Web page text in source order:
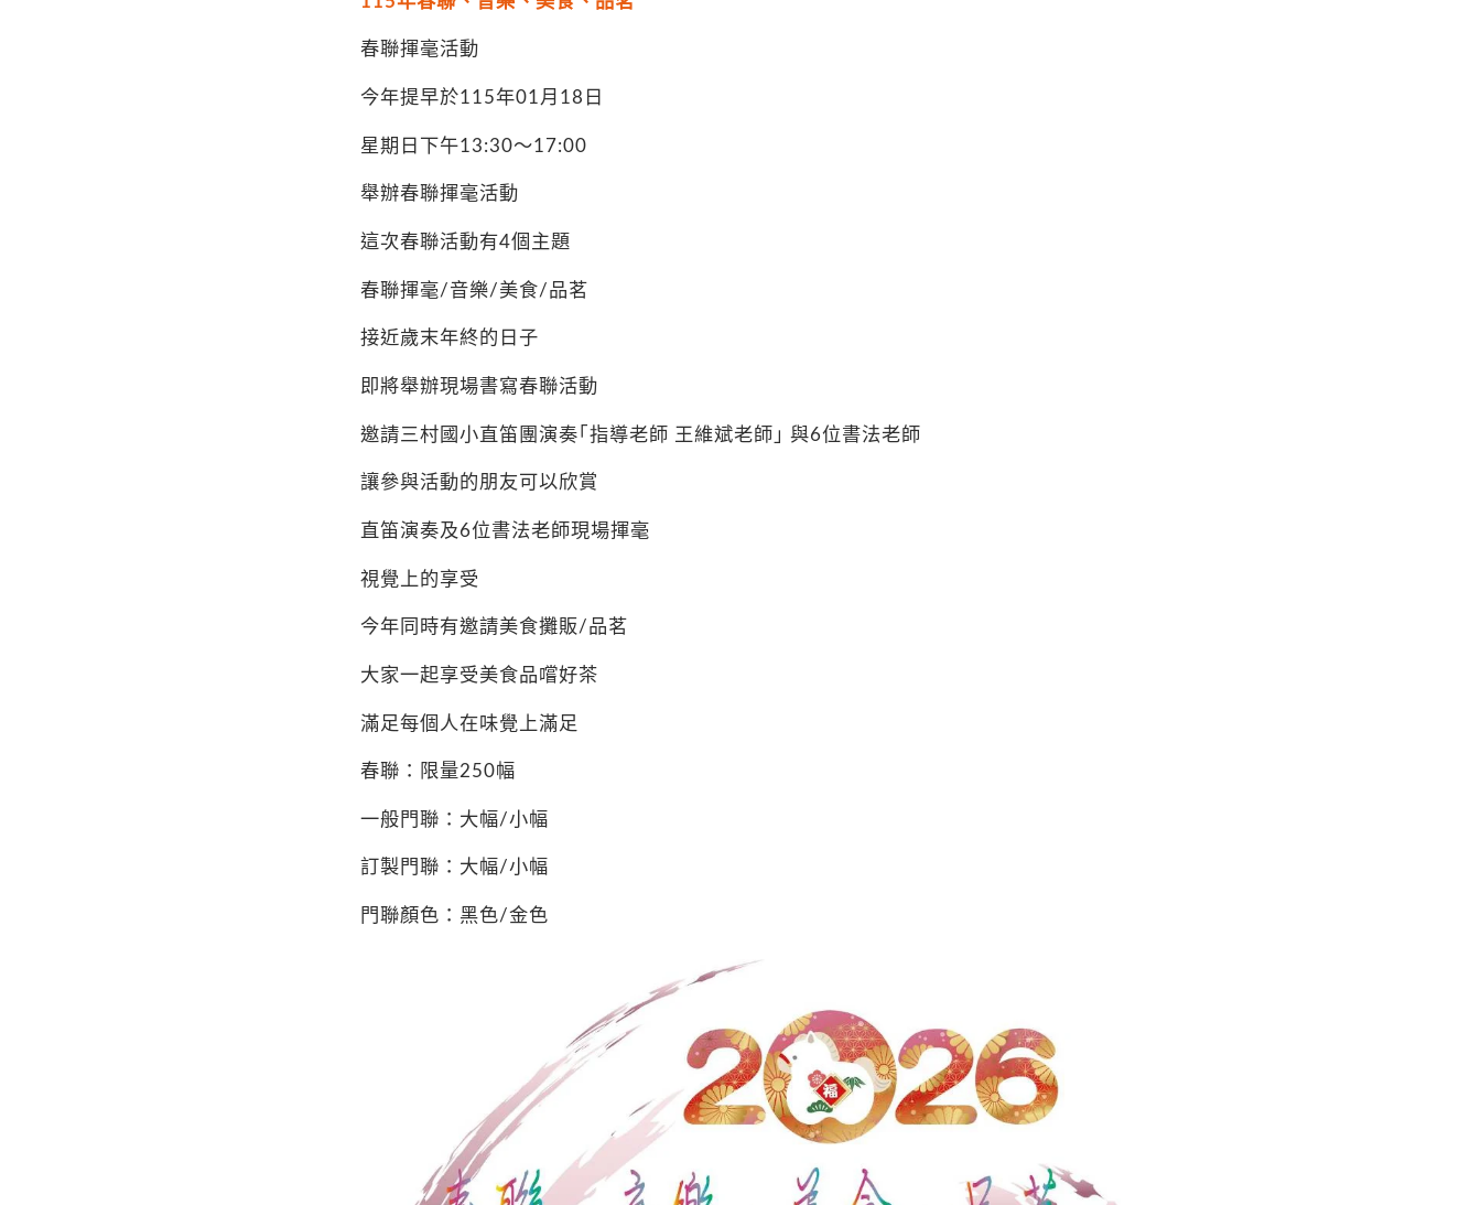
春聯揮毫活動
今年提早於115年01 月 18 日
星期日下午13:30～17:00
舉辦春聯揮毫活動
這次春聯活動有4個主題
春聯揮毫/音樂/美食/品茗
接近歲末年終的日子
即將舉辦現場書寫春聯活動
邀請三村國小直笛團演奏｢指導老師 王維斌老師 ｣ 與6位書法老師
讓參與活動的朋友可以欣賞
直笛演奏及6位書法老師現場揮毫
視覺上的享受
今年同時有邀請美食攤販/品茗
大家一起享受美食品嚐好茶
滿足每個人在味覺上滿足
春聯：限量250幅
一般門聯：大幅/小幅
訂製門聯：大幅/小幅
門聯顏色：黑色/金色